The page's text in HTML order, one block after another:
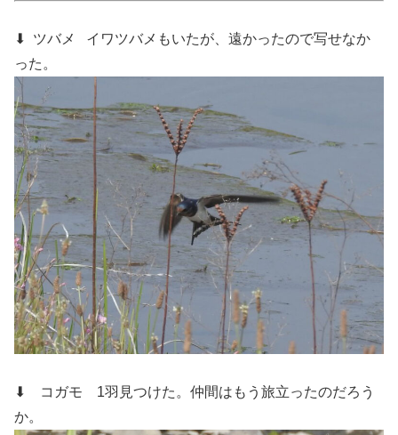
⬇ ツバメ イワツバメもいたが、遠かったので写せなか
った。
⬇ コガモ 1羽見つけた。仲間はもう旅立ったのだろう
か。